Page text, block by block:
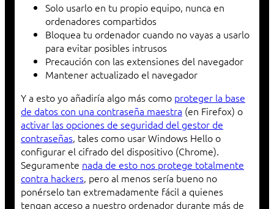
Solo usarlo en tu propio equipo, nunca en
ordenadores compartidos
Bloquea tu ordenador cuando no vayas a usarlo
para evitar posibles intrusos
Precaución con las extensiones del navegador
Mantener actualizado el navegador
Y a esto yo añadiría algo más como proteger la base
de datos con una contraseña maestra (en Firefox) o
activar las opciones de seguridad del gestor de
contraseñas, tales como usar Windows Hello o
configurar el cifrado del dispositivo (Chrome).
Seguramente nada de esto nos protege totalmente
contra hackers, pero al menos sería bueno no
ponérselo tan extremadamente fácil a quienes
tengan acceso a nuestro ordenador durante más de